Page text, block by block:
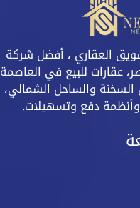
العقاري ، أفضل شركة
عقارات للبيع في العاصمة
السخنة والساحل الشمالي،
دفع وتسهيلات.